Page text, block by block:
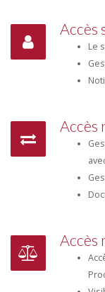
Accès
Le
Accès
Accès